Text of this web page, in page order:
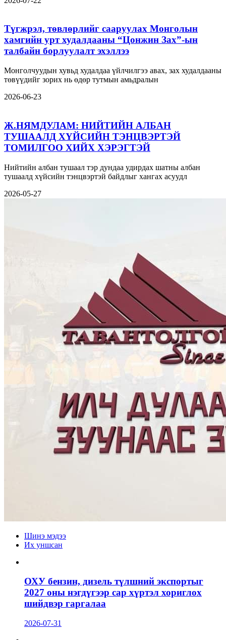
Түгжрэл, төвлөрлийг сааруулах Монголын
хамгийн урт худалдааны “Цонжин Зах”-ын
талбайн борлуулалт эхэллээ
Монголчуудын хувьд худалдаа үйлчилгээ авах, зах худалдааны
төвүүдийг зорих нь өдөр тутмын амьдралын
2026-06-23
Ж.НЯМДУЛАМ: НИЙТИЙН АЛБАН
ТУШААЛД ХҮЙСИЙН ТЭНЦВЭРТЭЙ
ТОМИЛГОО ХИЙХ ХЭРЭГТЭЙ
Нийтийн албан тушаал тэр дундаа удирдах шатны албан
тушаалд хүйсийн тэнцвэртэй байдлыг хангах асуудл
2026-05-27
Шинэ мэдээ
Их уншсан
ОХУ бензин, дизель түлшний экспортыг
2027 оны нэгдүгээр сар хүртэл хориглох
шийдвэр гаргалаа
2026-07-31